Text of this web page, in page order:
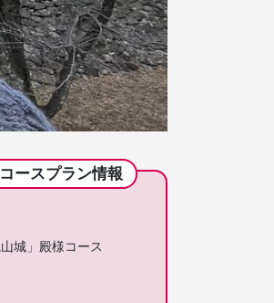
コースプラン情報
山城」殿様コース